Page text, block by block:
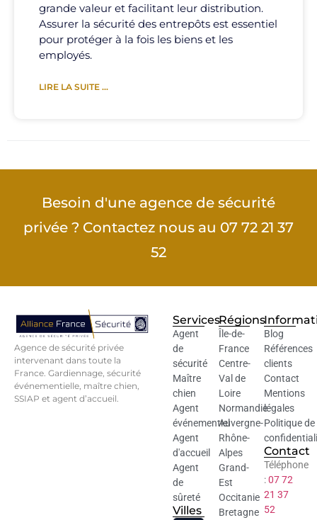
grande valeur et facilitant leur distribution.
Assurer la sécurité des entrepôts est essentiel
pour protéger à la fois les biens et les
employés.
LIRE LA SUITE ...
Besoin d'une agence de sécurité
privée ? Contactez nous au 07 72 21 37
52
Agence de sécurité privée
intervenant dans toute la
France. Gardiennage, sécurité
événementielle, maître chien,
SSIAP et agent d’accueil.
Services
Agent
de
sécurité
Maître
chien
Agent
événementiel
Agent
d'accueil
Agent
de
sûreté
Villes
Régions
Île-de-
France
Centre-
Val de
Loire
Normandie
Auvergne-
Rhône-
Alpes
Grand-
Est
Occitanie
Bretagne
Blog
Références
clients
Contact
Mentions
légales
Politique de
Contact
Téléphone
:07 72
21 37
52